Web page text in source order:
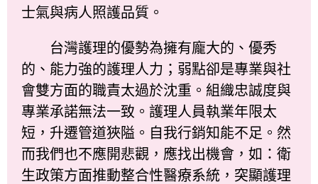
士氣與病人照護品質。
台灣護理的優勢為擁有龐大的、優秀
的、能力強的護理人力；弱點卻是專業與社
會雙方面的職責太過於沈重。組織忠誠度與
專業承諾無法一致。護理人員執業年限太
短，升遷管道狹隘。自我行銷知能不足。然
而我們也不應開悲觀，應找出機會，如：衛
生政策方面推動整合性醫療系統，突顯護理